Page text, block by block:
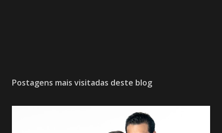
Postagens mais visitadas deste blog